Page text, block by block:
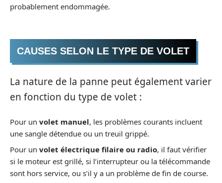
probablement endommagée.
CAUSES SELON LE TYPE DE VOLET
La nature de la panne peut également varier
en fonction du type de volet :
Pour un volet manuel, les problèmes courants incluent
une sangle détendue ou un treuil grippé.
Pour un volet électrique filaire ou radio, il faut vérifier
si le moteur est grillé, si l’interrupteur ou la télécommande
sont hors service, ou s’il y a un problème de fin de course.